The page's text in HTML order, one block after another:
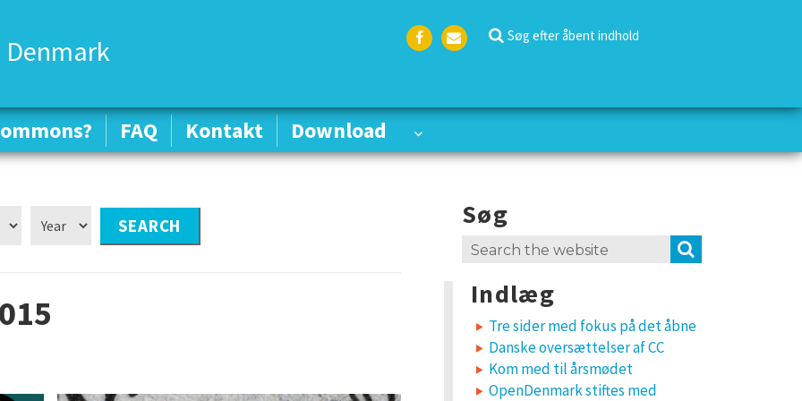
Denmark
k
Søg efter åbent indhold
FAQ Kontakt Download
FAQ Kontakt Download
Søg
Search
Indlæg
Tre sider med fokus på det åbne
Danske oversættelser af CC
Kom med til årsmødet
OpenDenmark stiftes med